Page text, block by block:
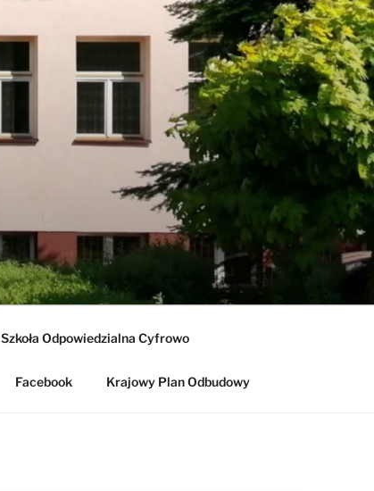
Szkoła Odpowiedzialna Cyfrowo
Facebook Krajowy Plan Odbudowy